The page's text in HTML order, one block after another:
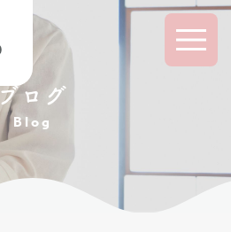
ブログ
Blog